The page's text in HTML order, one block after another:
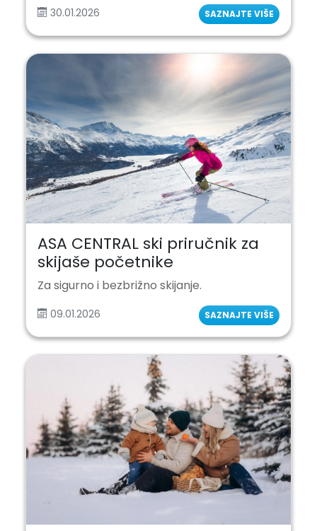
30.01.2026 SAZNAJTE VIŠE
ASA CENTRAL ski priručnik za
skijaše početnike
Za sigurno i bezbrižno skijanje.
09.01.2026 SAZNAJTE VIŠE